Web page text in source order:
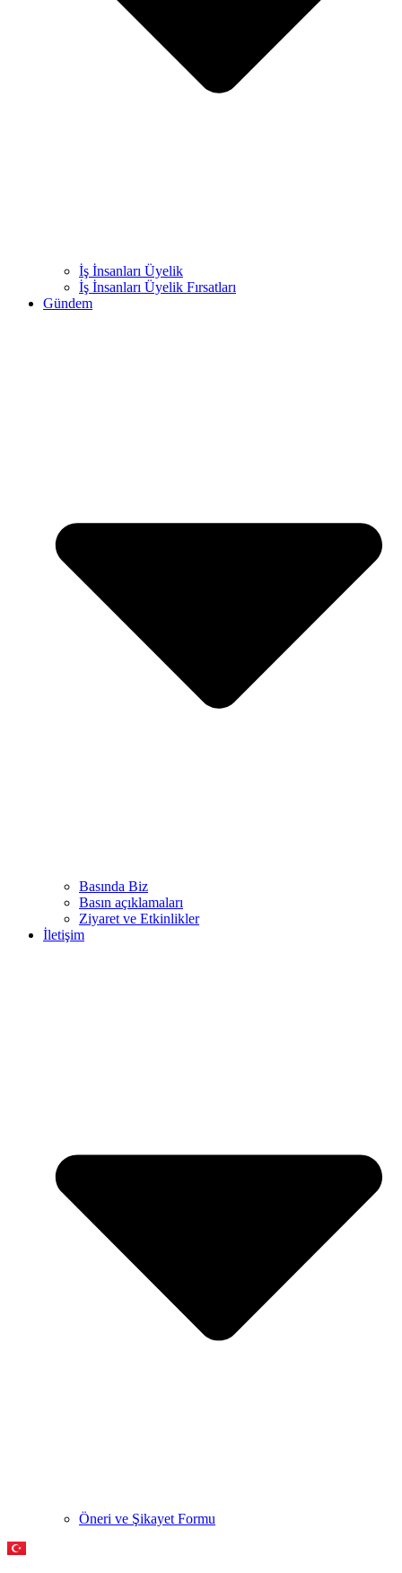
İş İnsanları Üyelik
İş İnsanları Üyelik Fırsatları
Gündem
Basında Biz
Basın açıklamaları
Ziyaret ve Etkinlikler
İletişim
Öneri ve Şikayet Formu